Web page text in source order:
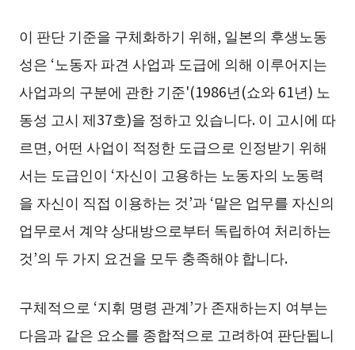
이 판단 기준을 구체화하기 위해, 일본의 후생노동
성은 ‘노동자 파견 사업과 도급에 의해 이루어지는
사업과의 구분에 관한 기준'(1986년(쇼와 61년) 노
동성 고시 제37호)을 정하고 있습니다. 이 고시에 따
르면, 어떤 사업이 적정한 도급으로 인정받기 위해
서는 도급인이 ‘자신이 고용하는 노동자의 노동력
을 자신이 직접 이용하는 것’과 ‘맡은 업무를 자신의
업무로서 계약 상대방으로부터 독립하여 처리하는
것’의 두 가지 요건을 모두 충족해야 합니다.
구체적으로 ‘지휘 명령 관계’가 존재하는지 여부는
다음과 같은 요소를 종합적으로 고려하여 판단됩니